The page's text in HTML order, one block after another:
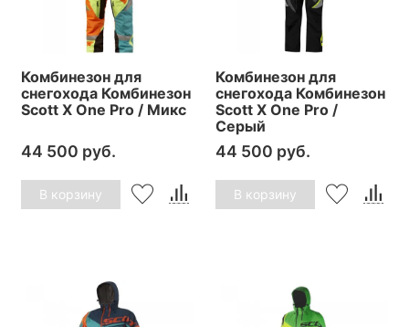
Комбинезон для
снегохода Комбинезон
Scott X One Pro / Микс
44 500 руб.
В корзину
Комбинезон для
снегохода Комбинезон
Scott X One Pro /
Серый
44 500 руб.
В корзину